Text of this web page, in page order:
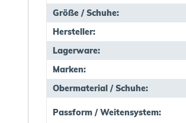
Größe / Schuhe:
Hersteller:
Lagerware:
Marken:
Obermaterial / Schuhe:
Passform / Weitensystem: